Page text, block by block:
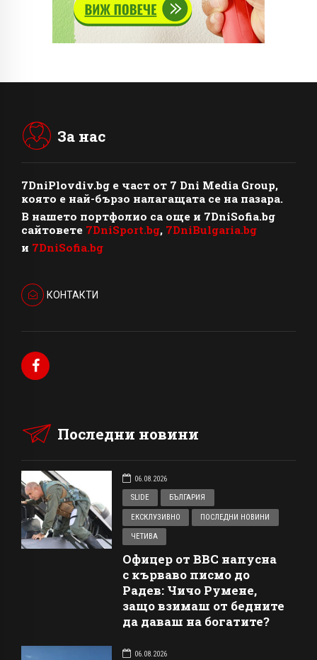
За нас
7DniPlovdiv.bg e част от 7 Dni Media Group,
която е най-бързо налагащата се на пазара.
В нашето портфолио са още и 7DniSofia.bg
сайтовете 7DniSport.bg, 7DniBulgaria.bg
и 7DniSofia.bg
КОНТАКТИ
Последни новини
06.08.2026
SLIDE
БЪЛГАРИЯ
ЕКСКЛУЗИВНО ПОСЛЕДНИ НОВИНИ
ЧЕТИВА
Офицер от ВВС напусна
с кърваво писмо до
Радев: Чичо Румене,
защо взимаш от бедните
да даваш на богатите?
06.08.2026